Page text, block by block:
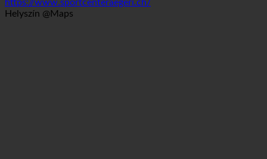
info@sportcenteraegeri.ch
https://www.sportcenteraegeri.ch/